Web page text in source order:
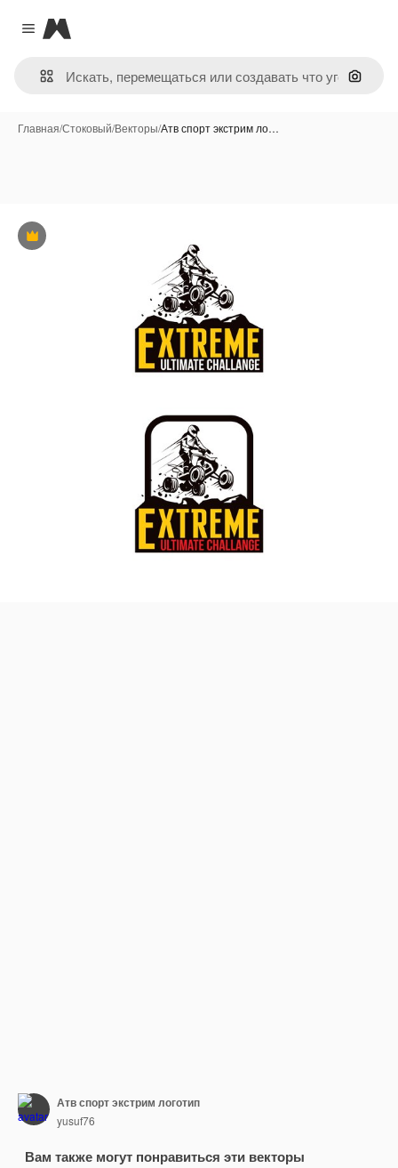
Close menu
Magnific
Поиск
Главная/Стоковый/Векторы/Атв спорт экстрим ло…
Премиум
Атв спорт экстрим логотип
yusuf76
Вам также могут понравиться эти векторы